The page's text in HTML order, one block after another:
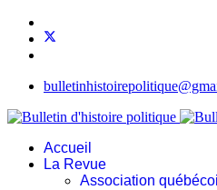
Accueil
La Revue
Association